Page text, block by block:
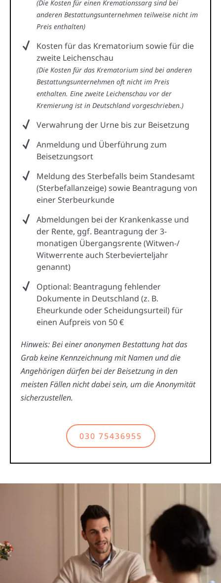
(Die Kosten für einen Kremationssarg sind bei
anderen Bestattungsunternehmen teilweise nicht im
Preis enthalten)
Kosten für das Krematorium sowie für die
zweite Leichenschau
(Die Kosten für das Krematorium sind bei anderen
Bestattungsunternehmen oft nicht im Preis
enthalten. Eine zweite Leichenschau vor der
Kremierung ist in Deutschland vorgeschrieben.)
Verwahrung der Urne bis zur Beisetzung
Anmeldung und Überführung zum
Beisetzungsort
Meldung des Sterbefalls beim Standesamt
(Sterbefallanzeige) sowie Beantragung von
einer Sterbeurkunde
Abmeldungen bei der Krankenkasse und
der Rente, ggf. Beantragung der 3-
monatigen Übergangsrente (Witwen-/
Witwerrente auch Sterbevierteljahr
genannt)
Optional: Beantragung fehlender
Dokumente in Deutschland (z. B.
Eheurkunde oder Scheidungsurteil) für
einen Aufpreis von 50 €
Hinweis: Bei einer anonymen Bestattung hat das
Grab keine Kennzeichnung mit Namen und die
Angehörigen dürfen bei der Beisetzung in den
meisten Fällen nicht dabei sein, um die Anonymität
sicherzustellen.
030 75436955